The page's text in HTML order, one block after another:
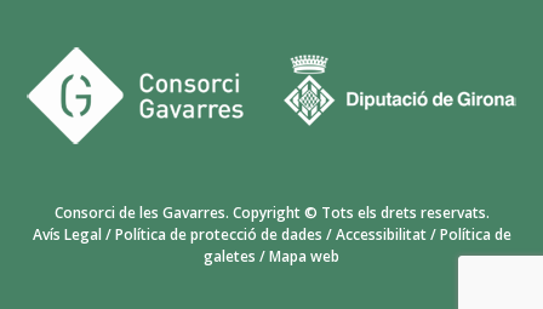
Consorci de les Gavarres. Copyright © Tots els drets reservats.
Avís Legal /Política de protecció de dades /Accessibilitat/Política de
galetes /Mapa web